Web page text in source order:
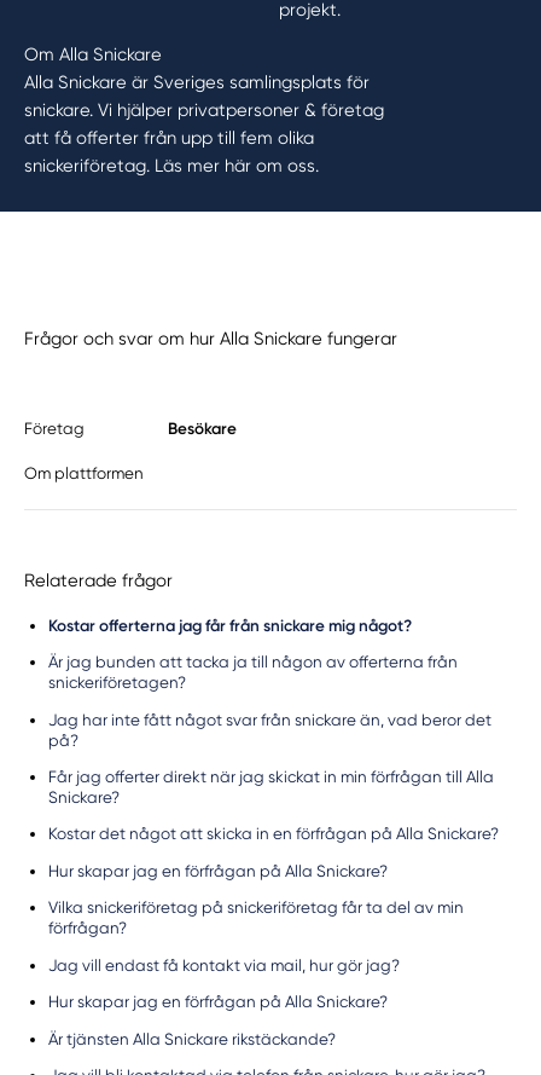
projekt.
Om Alla Snickare
Alla Snickare är Sveriges samlingsplats för
snickare. Vi hjälper privatpersoner & företag
att få offerter från upp till fem olika
snickeriföretag. Läs mer här om oss.
Frågor och svar om hur Alla Snickare fungerar
Företag Besökare
Om plattformen
Relaterade frågor
Kostar offerterna jag får från snickare mig något?
Är jag bunden att tacka ja till någon av offerterna från
snickeriföretagen?
Jag har inte fått något svar från snickare än, vad beror det
på?
Får jag offerter direkt när jag skickat in min förfrågan till Alla
Snickare?
Kostar det något att skicka in en förfrågan på Alla Snickare?
Hur skapar jag en förfrågan på Alla Snickare?
Vilka snickeriföretag på snickeriföretag får ta del av min
förfrågan?
Jag vill endast få kontakt via mail, hur gör jag?
Hur skapar jag en förfrågan på Alla Snickare?
Är tjänsten Alla Snickare rikstäckande?